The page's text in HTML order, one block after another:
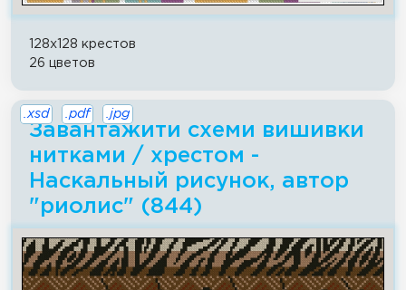
128x128 крестов
26 цветов
Завантажити схеми вишивки
нитками / хрестом -
Наскальный рисунок, автор
"риолис" (844)
.xsd .pdf .jpg